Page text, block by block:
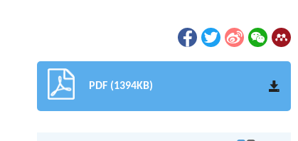
PDF (1394KB)